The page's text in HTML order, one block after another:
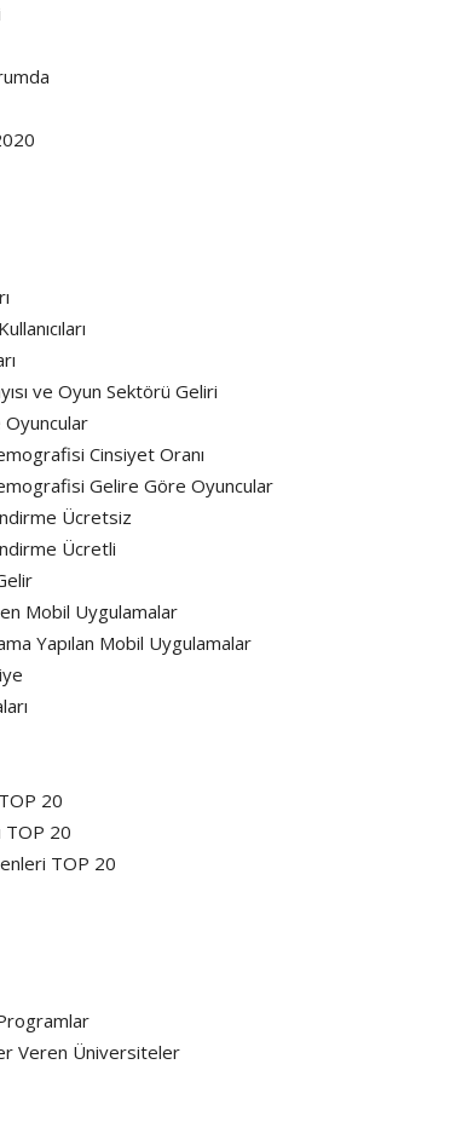
ve Oyun Sektörü Geliri
Oyuncular
Cinsiyet Oranı
Gelire Göre Oyuncular
Ücretsiz
Ücretli
Mobil Uygulamalar
Yapılan Mobil Uygulamalar
20
TOP 20
TOP 20
Veren Üniversiteler